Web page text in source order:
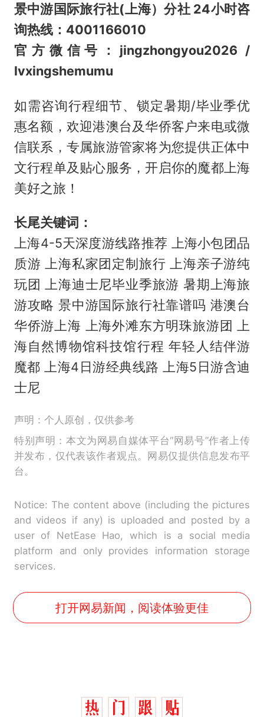
景中游国际旅行社(上海）分社 24小时咨
询热线：4001166010
官方微信号：jingzhongyou2026 /
lvxingshemumu
如需咨询行程细节、锁定暑期/毕业季优
惠名额，欢迎港澳台及华侨客户来电或微
信联系，专属旅游管家将为您提供正体中
文行程单及贴心服务，开启你的魔都上海
美好之旅！
长尾关键词：
上海4-5天深度游线路推荐 上海小包团品
质游 上海私家团定制旅行 上海亲子游纯
玩团 上海迪士尼毕业季旅游 暑期上海旅
游攻略 景中游国际旅行社靠谱吗 港澳台
华侨游上海 上海外滩东方明珠旅游团 上
海自然博物馆科技馆行程 年轻人结伴游
魔都 上海4日游经典线路 上海5日游含迪
士尼
声明：个人原创，仅供参考
特别声明：本文为网易自媒体平台“网易号”作者上传
并发布，仅代表该作者观点。网易仅提供信息发布平
台。
Notice: The content above (including the pictures
and videos if any) is uploaded and posted by a
user of NetEase Hao, which is a social media
platform and only provides information storage
services.
打开网易新闻，阅读体验更佳
热 那个在床头放菜刀的女孩，